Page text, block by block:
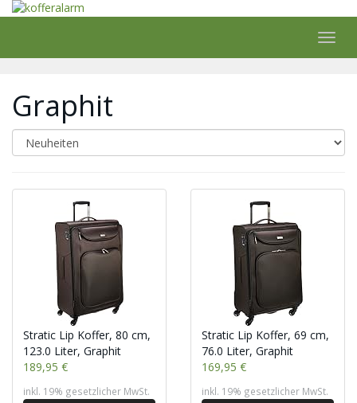
Skip
content
Graphit
Stratic Lip Koffer, 80 cm,
123.0 Liter, Graphit
189,95 €
inkl. 19% gesetzlicher MwSt.
Stratic Lip Koffer, 69 cm,
76.0 Liter, Graphit
169,95 €
inkl. 19% gesetzlicher MwSt.